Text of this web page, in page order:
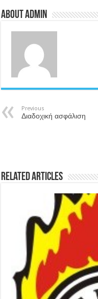
About admin
Previous
Διαδοχική ασφάλιση
Related Articles